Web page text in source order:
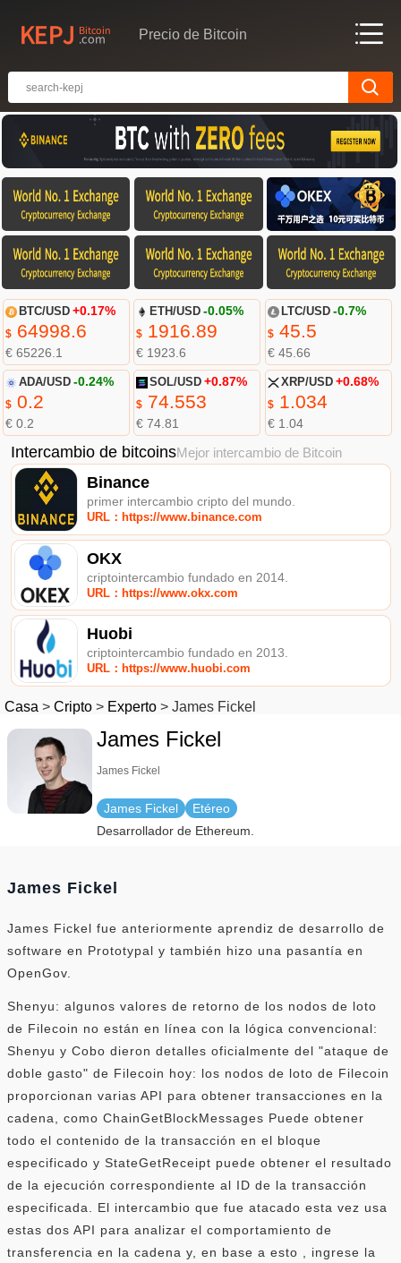
Precio de Bitcoin
BTC/USD +0.17%
$64998.6
€ 65226.1
ETH/USD -0.05%
$ 1916.89
€ 1923.6
LTC/USD -0.7%
$45.5
€ 45.66
ADA/USD -0.24%
$0.2
€ 0.2
SOL/USD +0.87%
$ 74.553
€ 74.81
XRP/USD +0.68%
$1.034
€ 1.04
Intercambio de bitcoinsMejor intercambio de Bitcoin
Binance
primer intercambio cripto del mundo.
URL：https://www.binance.com
OKX
criptointercambio fundado en 2014.
URL：https://www.okx.com
Huobi
criptointercambio fundado en 2013.
URL：https://www.huobi.com
Casa > Cripto > Experto > James Fickel
James Fickel
James Fickel
James Fickel
Etéreo
Desarrollador de Ethereum.
James Fickel
James Fickel fue anteriormente aprendiz de desarrollo de
software en Prototypal y también hizo una pasantía en
OpenGov.
Shenyu: algunos valores de retorno de los nodos de loto
de Filecoin no están en línea con la lógica convencional:
Shenyu y Cobo dieron detalles oficialmente del "ataque de
doble gasto" de Filecoin hoy: los nodos de loto de Filecoin
proporcionan varias API para obtener transacciones en la
cadena, como ChainGetBlockMessages Puede obtener
todo el contenido de la transacción en el bloque
especificado y StateGetReceipt puede obtener el resultado
de la ejecución correspondiente al ID de la transacción
especificada. El intercambio que fue atacado esta vez usa
estas dos API para analizar el comportamiento de
transferencia en la cadena y, en base a esto , ingrese la